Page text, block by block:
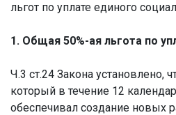
льгот по уплате единого
1. Общая 50%-ая льгота по
Ч.3 ст.24 Закона установлено,
который в течение 12
обеспечивал создание новых